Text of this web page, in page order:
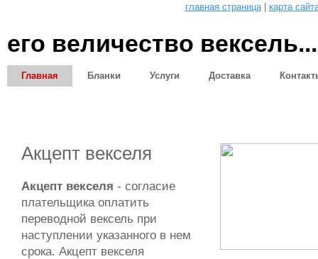
главная страница| карта
его величество вексель...
Главная Бланки Услуги Доставка
Акцепт векселя
Акцепт векселя - согласие
плательщика оплатить
переводной вексель при
наступлении указанного в нем
срока. Акцепт векселя